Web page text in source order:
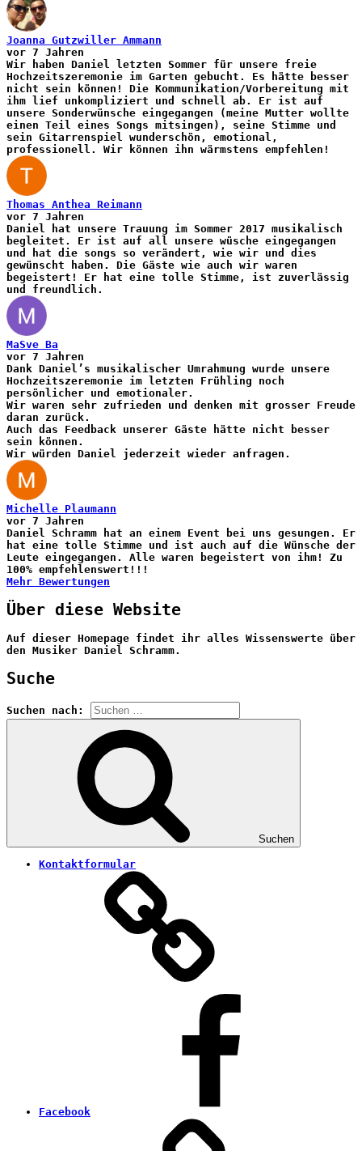
Joanna Gutzwiller Ammann
vor 7 Jahren
Wir haben Daniel letzten Sommer für unsere freie
Hochzeitszeremonie im Garten gebucht. Es hätte besser
nicht sein können! Die Kommunikation/Vorbereitung mit
ihm lief unkompliziert und schnell ab. Er ist auf
unsere Sonderwünsche eingegangen (meine Mutter wollte
einen Teil eines Songs mitsingen), seine Stimme und
sein Gitarrenspiel wunderschön, emotional,
professionell. Wir können ihn wärmstens empfehlen!
Thomas Anthea Reimann
vor 7 Jahren
Daniel hat unsere Trauung im Sommer 2017 musikalisch
begleitet. Er ist auf all unsere wüsche eingegangen
und hat die songs so verändert, wie wir und dies
gewünscht haben. Die Gäste wie auch wir waren
begeistert! Er hat eine tolle Stimme, ist zuverlässig
und freundlich.
MaSve Ba
vor 7 Jahren
Dank Daniel’s musikalischer Umrahmung wurde unsere
Hochzeitszeremonie im letzten Frühling noch
persönlicher und emotionaler.
Wir waren sehr zufrieden und denken mit grosser Freude
daran zurück.
Auch das Feedback unserer Gäste hätte nicht besser
sein können.
Wir würden Daniel jederzeit wieder anfragen.
Michelle Plaumann
vor 7 Jahren
Daniel Schramm hat an einem Event bei uns gesungen. Er
hat eine tolle Stimme und ist auch auf die Wünsche der
Leute eingegangen. Alle waren begeistert von ihm! Zu
100% empfehlenswert!!!
Mehr Bewertungen
Über diese Website
Auf dieser Homepage findet ihr alles Wissenswerte über
den Musiker Daniel Schramm.
Suche
Suchen nach:
Suchen
Kontaktformular
Facebook